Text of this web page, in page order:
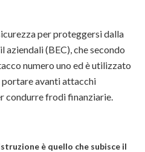
per proteggersi dalla
(BEC), che secondo
numero uno ed è utilizzato
avanti attacchi
condurre frodi finanziarie.
è quello che subisce il